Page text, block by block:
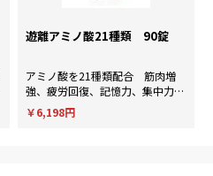
遊離アミノ酸21種類 90錠
アミノ酸を21種類配合 筋肉増
強、疲労回復、記憶力、集中力、
判断力など様々な用途に使用され
ます。
￥6,198円